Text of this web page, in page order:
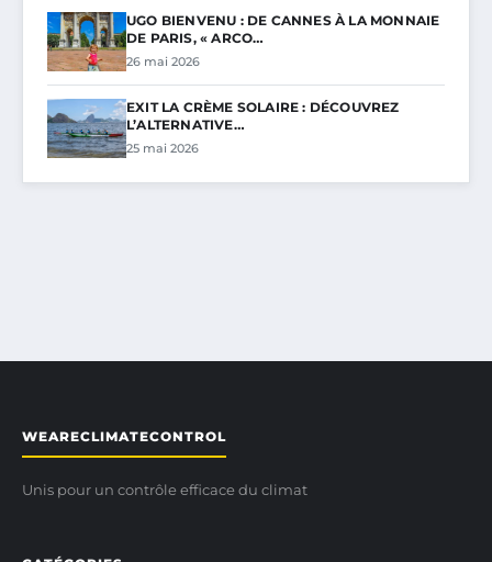
UGO BIENVENU : DE CANNES À LA MONNAIE
DE PARIS, « ARCO…
26 mai 2026
EXIT LA CRÈME SOLAIRE : DÉCOUVREZ
L’ALTERNATIVE…
25 mai 2026
WEARECLIMATECONTROL
Unis pour un contrôle efficace du climat